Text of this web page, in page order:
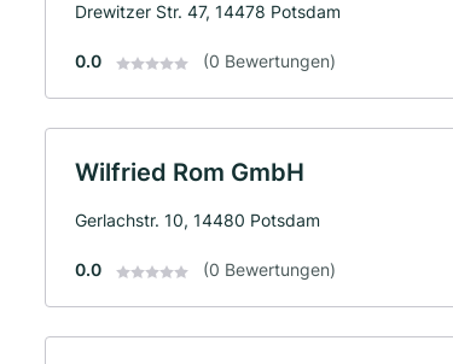
Drewitzer Str. 47, 14478 Potsdam
0.0 (0 Bewertungen)
Wilfried Rom GmbH
Gerlachstr. 10, 14480 Potsdam
0.0 (0 Bewertungen)